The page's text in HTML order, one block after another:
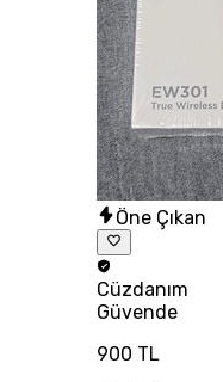
Öne Çıkan
Cüzdanım
Güvende
900 TL